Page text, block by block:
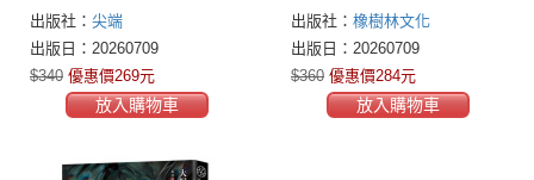
出版社： 尖端
出版日：20260709
$340 優惠價269元
放入購物車
寫」，把煩惱寫成行動，
讓心中所想成為真實人
生！
出版社： 橡樹林文化
出版日：20260709
$360 優惠價284元
放入購物車